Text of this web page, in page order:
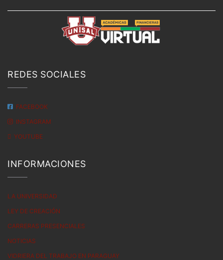
REDES SOCIALES
FACEBOOK
INSTAGRAM
YOUTUBE
INFORMACIONES
LA UNIVERSIDAD
LEY DE CREACIÓN
CARRERAS PRESENCIALES
NOTICIAS
VIDRIERA DEL TRABAJO EN PARAGUAY